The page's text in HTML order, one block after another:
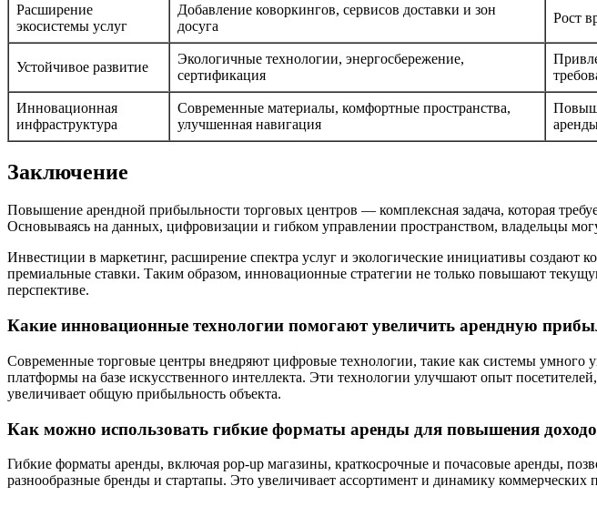
Расширение
экосистемы услуг
Добавление коворкингов, сервисов доставки и зон
досуга
Рост
Устойчивое развитие
Экологичные технологии, энергосбережение,
сертификация
Инновационная
инфраструктура
Современные материалы, комфортные пространства,
улучшенная навигация
Заключение
Повышение арендной прибыльности торговых центров — комплексная задача, которая
Основываясь на данных, цифровизации и гибком управлении пространством, владельцы
Инвестиции в маркетинг, расширение спектра услуг и экологические инициативы создают
премиальные ставки. Таким образом, инновационные стратегии не только повышают
перспективе.
Какие инновационные технологии помогают увеличить арендную
Современные торговые центры внедряют цифровые технологии, такие как системы умного
платформы на базе искусственного интеллекта. Эти технологии улучшают опыт
увеличивает общую прибыльность объекта.
Как можно использовать гибкие форматы аренды для повышения
Гибкие форматы аренды, включая pop-up магазины, краткосрочные и почасовые аренды,
разнообразные бренды и стартапы. Это увеличивает ассортимент и динамику